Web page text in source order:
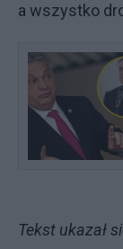
a wszystko
Tekst ukazał